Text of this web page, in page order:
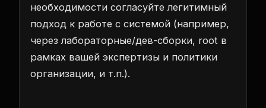
необходимости согласуйте легитимный
подход к работе с системой (например,
через лабораторные/дев-сборки, root в
рамках вашей экспертизы и политики
организации, и т.п.).